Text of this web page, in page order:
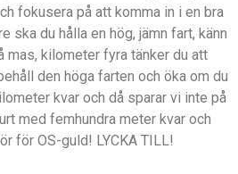
fokusera på att komma in i en bra
ska du hålla en hög, jämn fart, känn
mas, kilometer fyra tänker du att
den höga farten och öka om du
kvar och då sparar vi inte på
med femhundra meter kvar och
för OS-guld! LYCKA TILL!